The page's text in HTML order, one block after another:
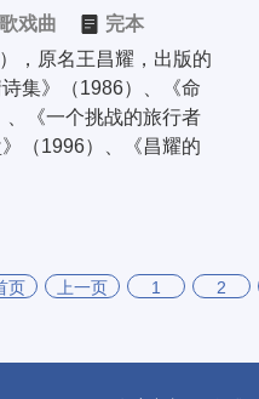
戏曲
完本
，原名王昌耀，出版的
集》（1986）、《命
、《一个挑战的旅行者
（1996）、《昌耀的
页 上一页 1 2